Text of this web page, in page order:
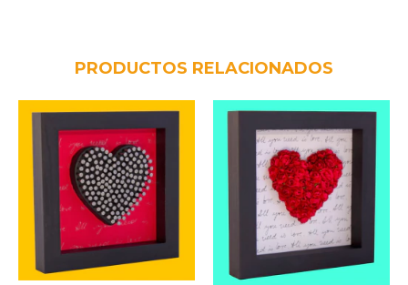
PRODUCTOS RELACIONADOS